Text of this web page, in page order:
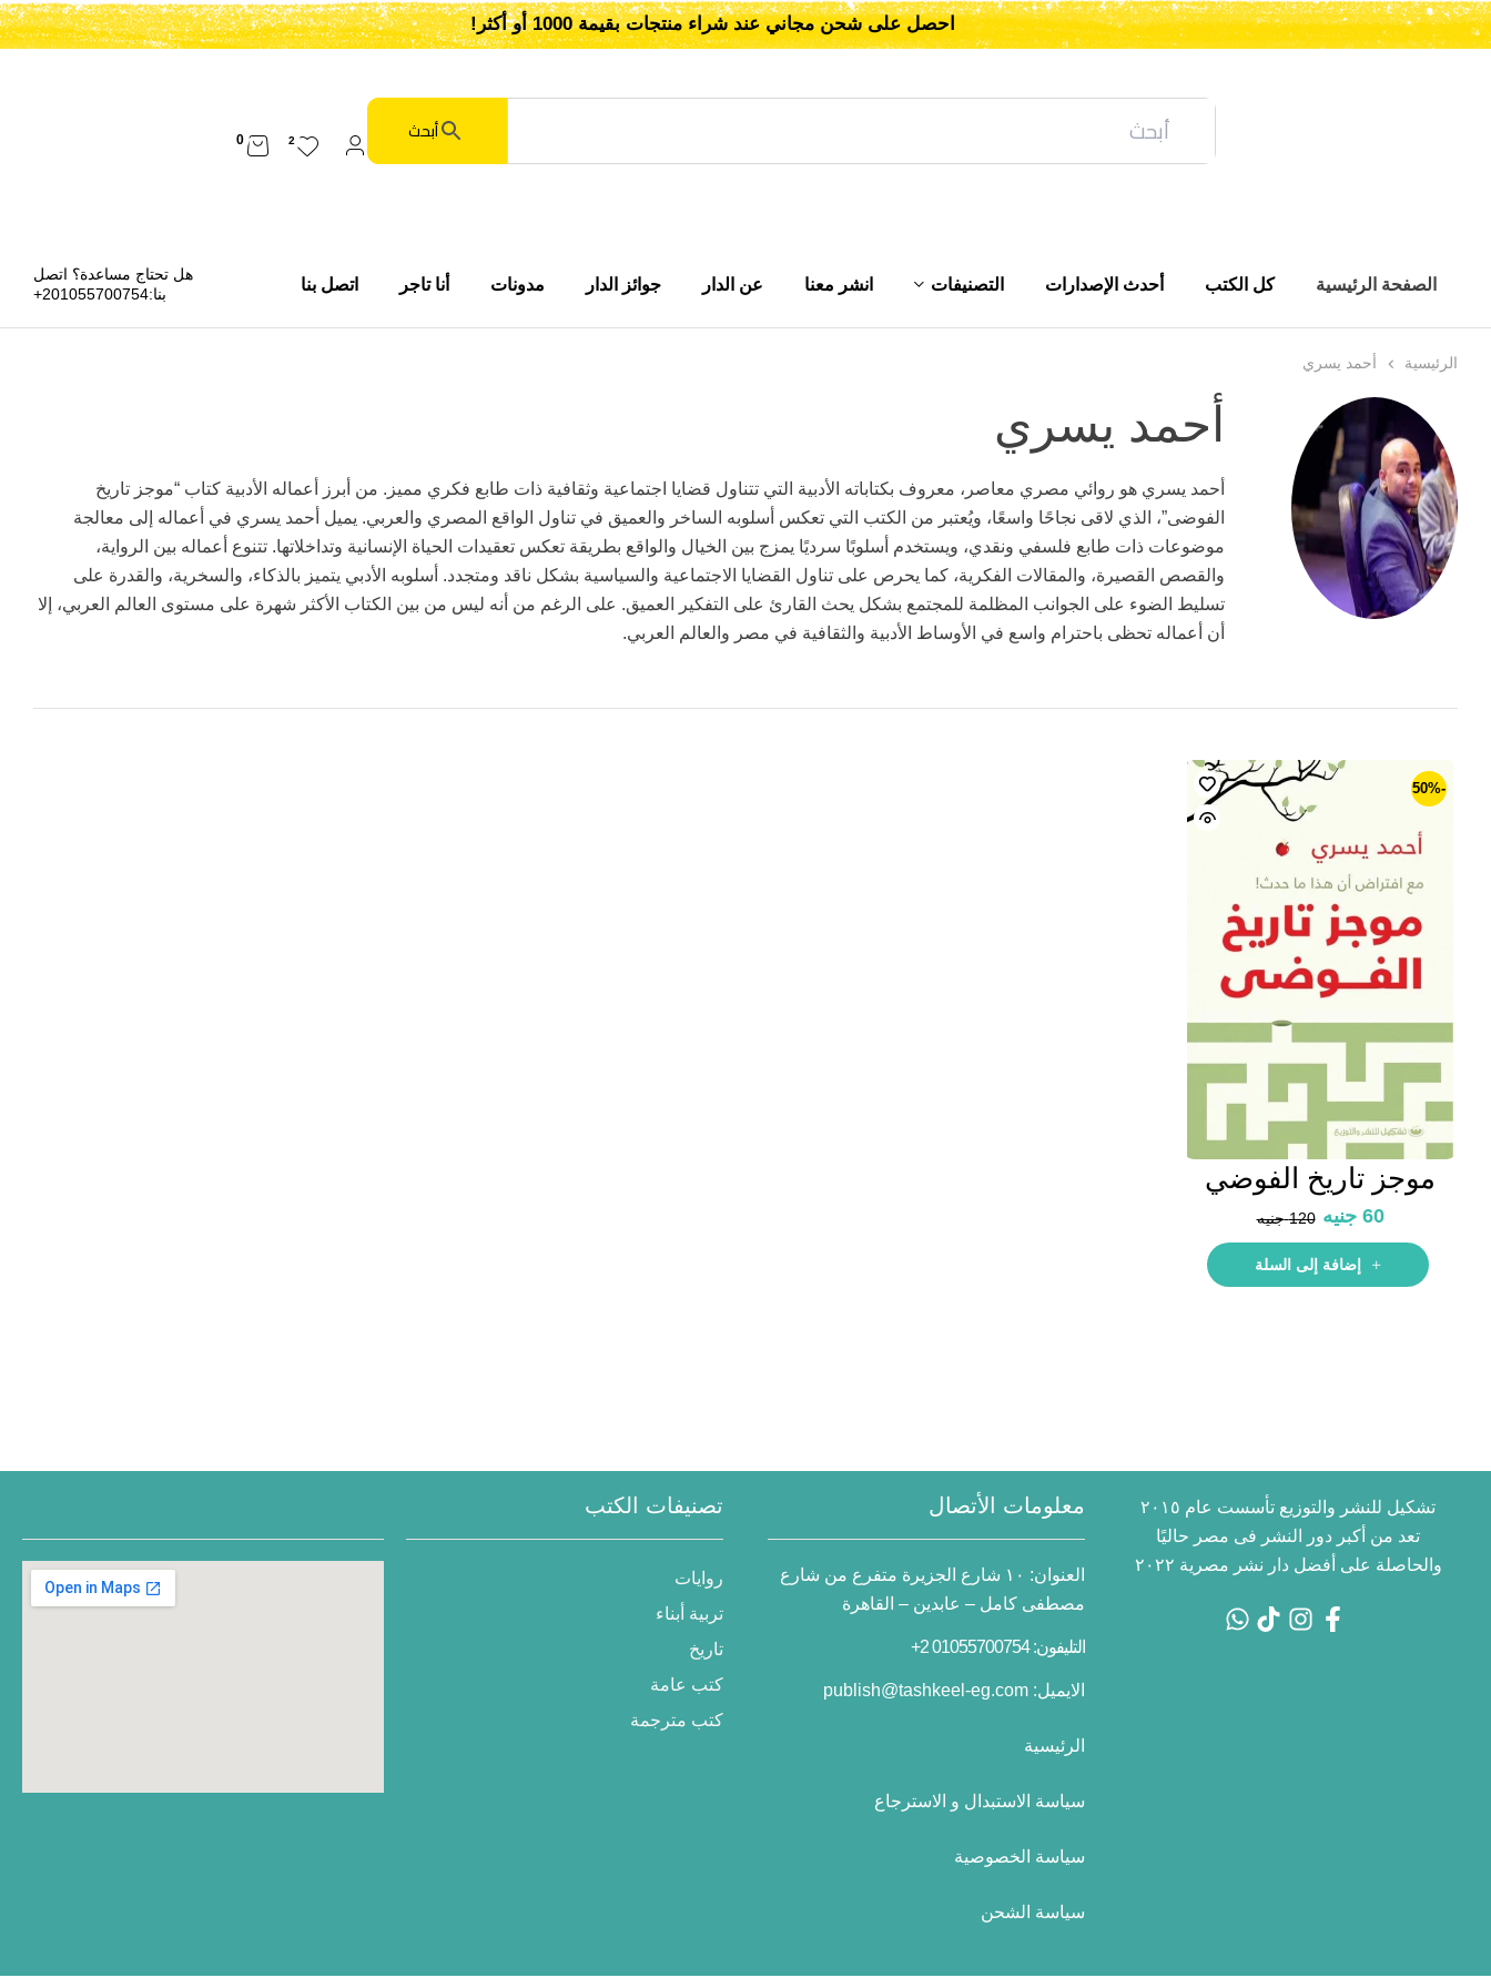
احصل على شحن مجاني عند شراء منتجات بقيمة 1000 أو أكثر!
2
0
الصفحة الرئيسية كل الكتب أحدث الإصدارات التصنيفات انشر معنا عن الدار جوائز الدار مدونات أنا تاجر اتصل بنا
هل تحتاج مساعدة؟ اتصل
بنا:201055700754+
الرئيسية أحمد يسري
أحمد يسري
أحمد يسري هو روائي مصري معاصر، معروف بكتاباته الأدبية التي تتناول قضايا اجتماعية وثقافية ذات طابع فكري مميز. من أبرز أعماله الأدبية كتاب “موجز تاريخ
الفوضى”، الذي لاقى نجاحًا واسعًا، ويُعتبر من الكتب التي تعكس أسلوبه الساخر والعميق في تناول الواقع المصري والعربي. يميل أحمد يسري في أعماله إلى معالجة
موضوعات ذات طابع فلسفي ونقدي، ويستخدم أسلوبًا سرديًا يمزج بين الخيال والواقع بطريقة تعكس تعقيدات الحياة الإنسانية وتداخلاتها. تتنوع أعماله بين الرواية،
والقصص القصيرة، والمقالات الفكرية، كما يحرص على تناول القضايا الاجتماعية والسياسية بشكل ناقد ومتجدد. أسلوبه الأدبي يتميز بالذكاء، والسخرية، والقدرة على
تسليط الضوء على الجوانب المظلمة للمجتمع بشكل يحث القارئ على التفكير العميق. على الرغم من أنه ليس من بين الكتاب الأكثر شهرة على مستوى العالم العربي، إلا
أن أعماله تحظى باحترام واسع في الأوساط الأدبية والثقافية في مصر والعالم العربي.
-50%
موجز تاريخ الفوضي
120 جنيه 60 جنيه
إضافة إلى السلة
تشكيل للنشر والتوزيع تأسست عام ٢٠١٥
تعد من أكبر دور النشر فى مصر حاليًا
والحاصلة على أفضل دار نشر مصرية ٢٠٢٢
معلومات الأتصال
العنوان:
١٠ شارع الجزيرة متفرع من شارع
مصطفى كامل – عابدين – القاهرة
التليفون: 01055700754 2+
الايميل: publish@tashkeel-eg.com
الرئيسية
سياسة الاستبدال و الاسترجاع
سياسة الخصوصية
سياسة الشحن
تصنيفات الكتب
روايات
تربية أبناء
تاريخ
كتب عامة
كتب مترجمة